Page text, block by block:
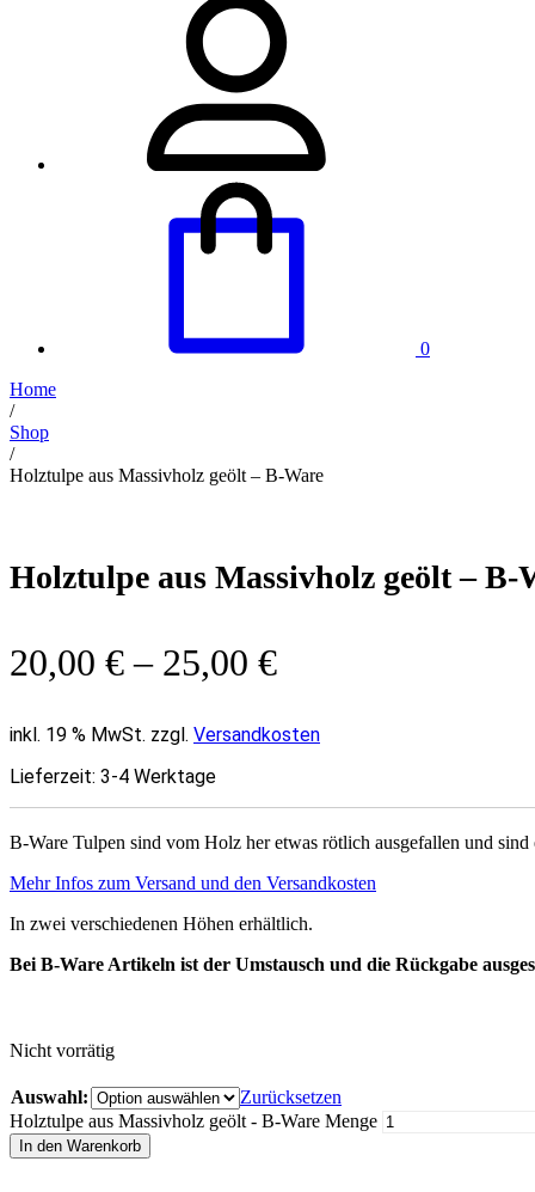
0
Home
/
Shop
/
Holztulpe aus Massivholz geölt – B-Ware
Holztulpe aus Massivholz geölt – B-
20,00 €– 25,00 €
inkl. 19 % MwSt. zzgl. Versandkosten
Lieferzeit: 3-4 Werktage
B-Ware Tulpen sind vom Holz her etwas rötlich ausgefallen und
Mehr Infos zum Versand und den Versandkosten
In zwei verschiedenen Höhen erhältlich.
Bei B-Ware Artikeln ist der Umstausch und die Rückgabe
Nicht vorrätig
Auswahl:
Zurücksetzen
Holztulpe aus Massivholz geölt - B-Ware Menge
In den Warenkorb